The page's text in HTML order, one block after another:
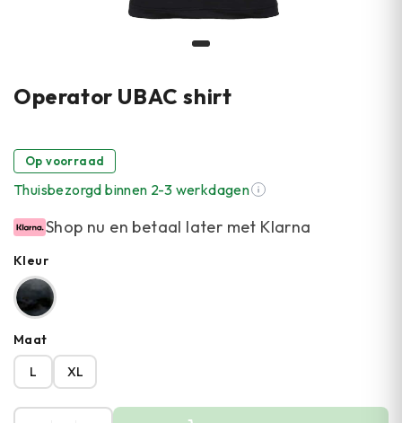
Operator UBAC shirt
Op voorraad
Thuisbezorgd binnen 2-3 werkdagen
Shop nu en betaal later met Klarna
Kleur
Maat
L
XL